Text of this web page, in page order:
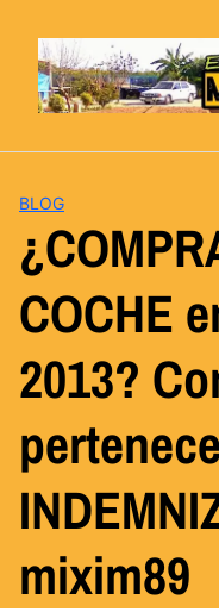
contenido
BLOG
COCHE
2013?
pertenece
mixim89